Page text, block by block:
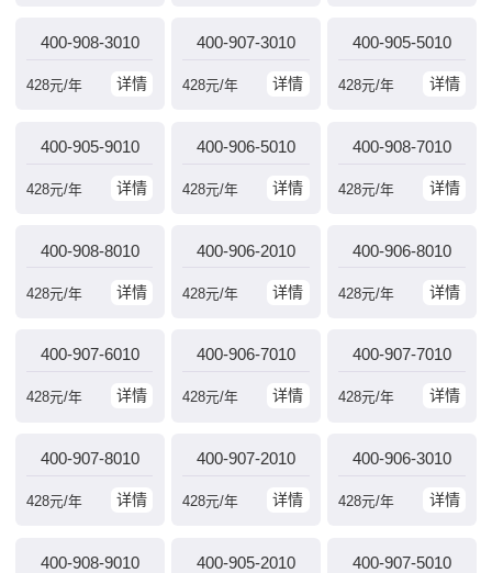
400-908-3010
详情
428元/年
400-907-3010
详情
428元/年
400-905-5010
详情
428元/年
400-905-9010
详情
428元/年
400-906-5010
详情
428元/年
400-908-7010
详情
428元/年
400-908-8010
详情
428元/年
400-906-2010
详情
428元/年
400-906-8010
详情
428元/年
400-907-6010
详情
428元/年
400-906-7010
详情
428元/年
400-907-7010
详情
428元/年
400-907-8010
详情
428元/年
400-907-2010
详情
428元/年
400-906-3010
详情
428元/年
400-908-9010 400-905-2010 400-907-5010